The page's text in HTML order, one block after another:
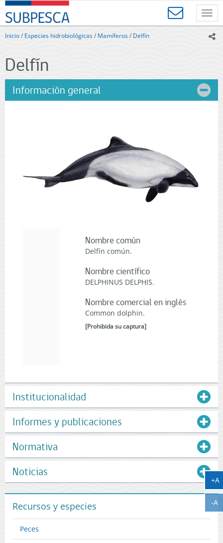
Contenido
principal
SUBPESCA
-
Subsecretaría
y
Acuicultura
-
Gobierno
de
Inicio/ Especies hidrobiológicas/ Mamíferos/ Delfín
Delfín
Información general
Nombre común
Delfín común.
Nombre científico
DELPHINUS DELPHIS.
Nombre comercial en inglés
Common dolphin.
[Prohibida su captura]
Institucionalidad
Informes y publicaciones
Normativa
Noticias
Recursos y especies
Peces
+A
-A